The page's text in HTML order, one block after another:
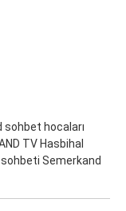
hocaları
TV Hasbihal
sohbeti Semerkand